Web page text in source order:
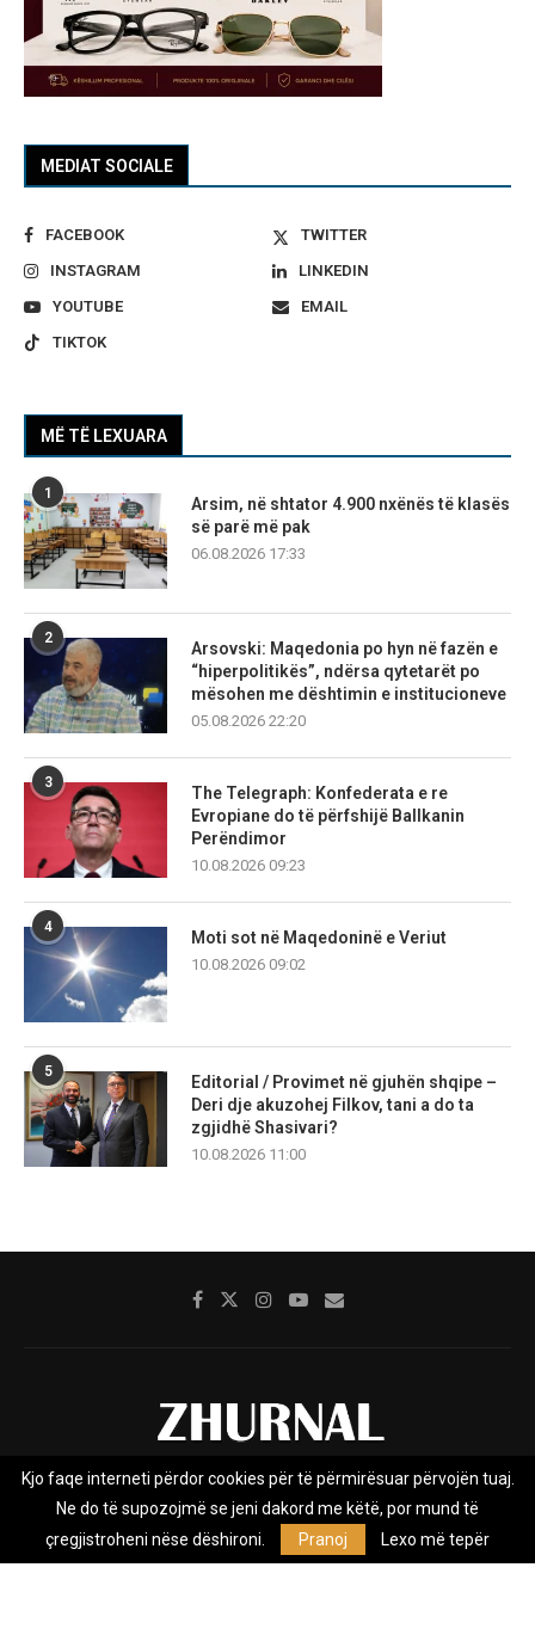
MEDIAT SOCIALE
FACEBOOK
TWITTER
INSTAGRAM
LINKEDIN
YOUTUBE
EMAIL
TIKTOK
MË TË LEXUARA
1
Arsim, në shtator 4.900 nxënës të klasës
së parë më pak
06.08.2026 17:33
2
Arsovski: Maqedonia po hyn në fazën e
“hiperpolitikës”, ndërsa qytetarët po
mësohen me dështimin e institucioneve
05.08.2026 22:20
3
The Telegraph: Konfederata e re
Evropiane do të përfshijë Ballkanin
Perëndimor
10.08.2026 09:23
4
Moti sot në Maqedoninë e Veriut
10.08.2026 09:02
5
Editorial / Provimet në gjuhën shqipe –
Deri dje akuzohej Filkov, tani a do ta
zgjidhë Shasivari?
10.08.2026 11:00
Rreth nesh Impresumi Marketing
Kontakt
Privacy Policy
Zhurnal.mk është Agjenci e Lajmeve e pavarur, e themeluar në vitin
Kjo faqe interneti përdor cookies për të përmirësuar përvojën tuaj.
Ne do të supozojmë se jeni dakord me këtë, por mund të
çregjistroheni nëse dëshironi.
Pranoj Lexo më tepër